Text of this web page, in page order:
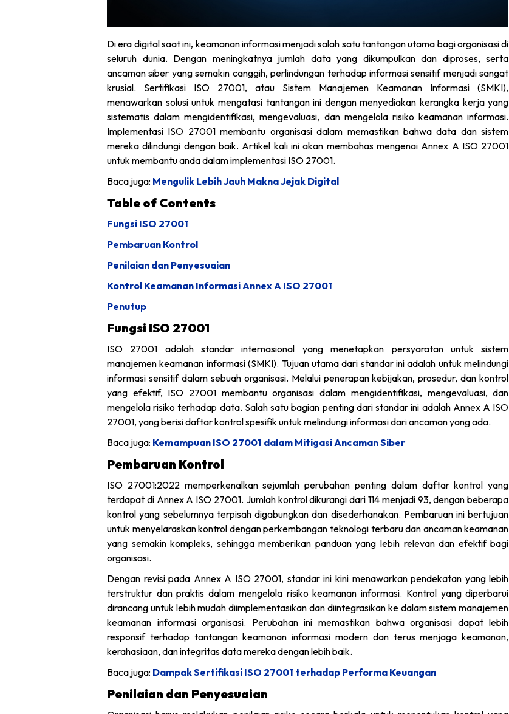
Di era digital saat ini, keamanan informasi menjadi salah satu tantangan utama bagi organisasi di
seluruh dunia. Dengan meningkatnya jumlah data yang dikumpulkan dan diproses, serta
ancaman siber yang semakin canggih, perlindungan terhadap informasi sensitif menjadi sangat
krusial. Sertifikasi ISO 27001, atau Sistem Manajemen Keamanan Informasi (SMKI),
menawarkan solusi untuk mengatasi tantangan ini dengan menyediakan kerangka kerja yang
sistematis dalam mengidentifikasi, mengevaluasi, dan mengelola risiko keamanan informasi.
Implementasi ISO 27001 membantu organisasi dalam memastikan bahwa data dan sistem
mereka dilindungi dengan baik. Artikel kali ini akan membahas mengenai Annex A ISO 27001
untuk membantu anda dalam implementasi ISO 27001.
Baca juga: Mengulik Lebih Jauh Makna Jejak Digital
Table of Contents
Fungsi ISO 27001
Pembaruan Kontrol
Penilaian dan Penyesuaian
Kontrol Keamanan Informasi Annex A ISO 27001
Penutup
Fungsi ISO 27001
ISO 27001 adalah standar internasional yang menetapkan persyaratan untuk sistem
manajemen keamanan informasi (SMKI). Tujuan utama dari standar ini adalah untuk melindungi
informasi sensitif dalam sebuah organisasi. Melalui penerapan kebijakan, prosedur, dan kontrol
yang efektif, ISO 27001 membantu organisasi dalam mengidentifikasi, mengevaluasi, dan
mengelola risiko terhadap data. Salah satu bagian penting dari standar ini adalah Annex A ISO
27001, yang berisi daftar kontrol spesifik untuk melindungi informasi dari ancaman yang ada.
Baca juga: Kemampuan ISO 27001 dalam Mitigasi Ancaman Siber
Pembaruan Kontrol
ISO 27001:2022 memperkenalkan sejumlah perubahan penting dalam daftar kontrol yang
terdapat di Annex A ISO 27001. Jumlah kontrol dikurangi dari 114 menjadi 93, dengan beberapa
kontrol yang sebelumnya terpisah digabungkan dan disederhanakan. Pembaruan ini bertujuan
untuk menyelaraskan kontrol dengan perkembangan teknologi terbaru dan ancaman keamanan
yang semakin kompleks, sehingga memberikan panduan yang lebih relevan dan efektif bagi
organisasi.
Dengan revisi pada Annex A ISO 27001, standar ini kini menawarkan pendekatan yang lebih
terstruktur dan praktis dalam mengelola risiko keamanan informasi. Kontrol yang diperbarui
dirancang untuk lebih mudah diimplementasikan dan diintegrasikan ke dalam sistem manajemen
keamanan informasi organisasi. Perubahan ini memastikan bahwa organisasi dapat lebih
responsif terhadap tantangan keamanan informasi modern dan terus menjaga keamanan,
kerahasiaan, dan integritas data mereka dengan lebih baik.
Baca juga: Dampak Sertifikasi ISO 27001 terhadap Performa Keuangan
Penilaian dan Penyesuaian